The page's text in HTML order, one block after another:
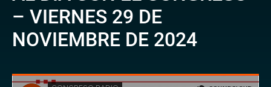
– VIERNES 29 DE
NOVIEMBRE DE 2024